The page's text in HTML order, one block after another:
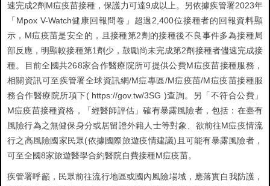
速完成2劑M痘疫苗接種，保護力可達9成以上。另依據疾管署2023年
「Mpox V-Watch健康回報問卷」超過2,400位接種者的回報資料顯
示，M痘疫苗是安全的，且接種第2劑的接種後不良事件多為接種局
部反應，明顯較接種第1劑少，鼓勵尚未完成第2劑接種者儘速完成接
種。目前全國共268家合作醫療院所可提供公費M痘疫苗接種服務，
相關資訊可至疾管署全球資訊網/M痘專區/M痘疫苗/M痘疫苗接種服
務合作醫療院所項下( https://gov.tw/3SG )查詢。另「不符合公費」
M痘疫苗接種資格，「經醫師評估」確有暴露風險者，包括：在臺有
風險行為之無健保身分或居留證外籍人士等對象、欲前往M痘疫情流
行之高風險國家民眾(依據國際旅遊疫情建議)且可能有暴露風險者，
可至全國8家旅遊醫學合約醫院自費接種M痘疫苗。
疾管署呼籲，民眾前往流行地區或國內風險場域，應落實自我防護，